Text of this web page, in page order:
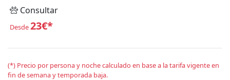
Consultar
Desde23€*
(*) Precio por persona y noche calculado en base a la tarifa vigente en
fin de semana y temporada baja.